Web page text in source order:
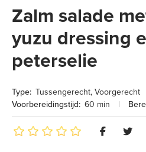
Zalm salade
yuzu dressing
peterselie
Type: Tussengerecht, Voorgerecht
Voorbereidingstijd: 60 min |